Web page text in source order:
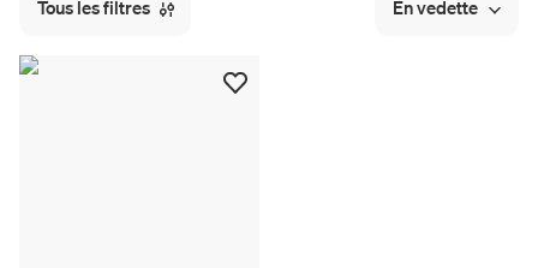
Tous les filtres En vedette